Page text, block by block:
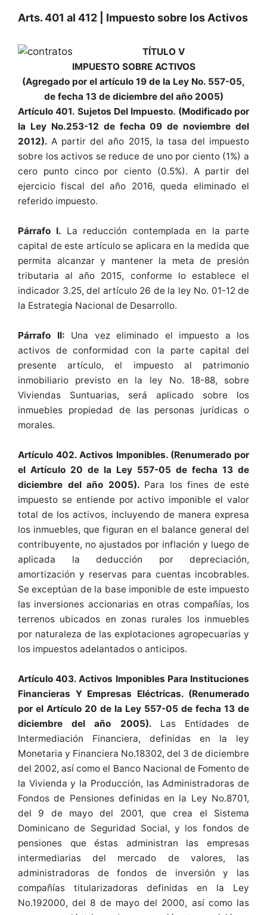
Arts. 401 al 412 | Impuesto sobre los Activos
TÍTULO V
IMPUESTO SOBRE ACTIVOS
(Agregado por el artículo 19 de la Ley No. 557-05,
de fecha 13 de diciembre del año 2005)
Artículo 401. Sujetos Del Impuesto. (Modificado por
la Ley No.253-12 de fecha 09 de noviembre del
2012). A partir del año 2015, la tasa del impuesto
sobre los activos se reduce de uno por ciento (1%) a
cero punto cinco por ciento (0.5%). A partir del
ejercicio fiscal del año 2016, queda eliminado el
referido impuesto.
Párrafo I. La reducción contemplada en la parte
capital de este artículo se aplicara en la medida que
permita alcanzar y mantener la meta de presión
tributaria al año 2015, conforme lo establece el
indicador 3.25, del artículo 26 de la ley No. 01-12 de
la Estrategia Nacional de Desarrollo.
Párrafo II: Una vez eliminado el impuesto a los
activos de conformidad con la parte capital del
presente artículo, el impuesto al patrimonio
inmobiliario previsto en la ley No. 18-88, sobre
Viviendas Suntuarias, será aplicado sobre los
inmuebles propiedad de las personas jurídicas o
morales.
Artículo 402. Activos Imponibles. (Renumerado por
el Artículo 20 de la Ley 557-05 de fecha 13 de
diciembre del año 2005). Para los fines de este
impuesto se entiende por activo imponible el valor
total de los activos, incluyendo de manera expresa
los inmuebles, que figuran en el balance general del
contribuyente, no ajustados por inflación y luego de
aplicada la deducción por depreciación,
amortización y reservas para cuentas incobrables.
Se exceptúan de la base imponible de este impuesto
las inversiones accionarias en otras compañías, los
terrenos ubicados en zonas rurales los inmuebles
por naturaleza de las explotaciones agropecuarias y
los impuestos adelantados o anticipos.
Artículo 403. Activos Imponibles Para Instituciones
Financieras Y Empresas Eléctricas. (Renumerado
por el Artículo 20 de la Ley 557-05 de fecha 13 de
diciembre del año 2005). Las Entidades de
Intermediación Financiera, definidas en la ley
Monetaria y Financiera No.18302, del 3 de diciembre
del 2002, así como el Banco Nacional de Fomento de
la Vivienda y la Producción, las Administradoras de
Fondos de Pensiones definidas en la Ley No.8701,
del 9 de mayo del 2001, que crea el Sistema
Dominicano de Seguridad Social, y los fondos de
pensiones que éstas administran las empresas
intermediarias del mercado de valores, las
administradoras de fondos de inversión y las
compañías titularizadoras definidas en la Ley
No.192000, del 8 de mayo del 2000, así como las